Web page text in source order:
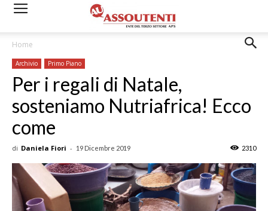
Home
Archivio Primo Piano
Per i regali di Natale,
sosteniamo Nutriafrica! Ecco
come
di Daniela Fiori - 19 Dicembre 2019 2310